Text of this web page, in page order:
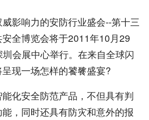
响力的安防行业盛会--第十三
全博览会将于2011年10月29
会展中心举行。在来自全球闪
现一场怎样的饕餮盛宴?
安全防范产品，不但具有判
，同时还具有防灾和意外的报